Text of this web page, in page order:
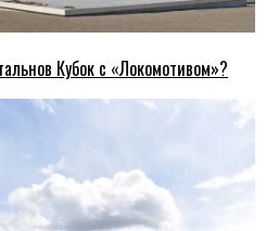
Кубок с «Локомотивом»?